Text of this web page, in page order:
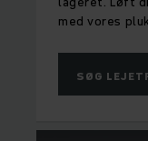
med vores
SØG